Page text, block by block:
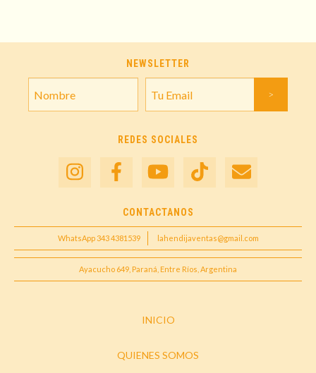
NEWSLETTER
REDES SOCIALES
CONTACTANOS
WhatsApp 343 4381539 lahendijaventas@gmail.com
Ayacucho 649, Paraná, Entre Ríos, Argentina
INICIO
QUIENES SOMOS